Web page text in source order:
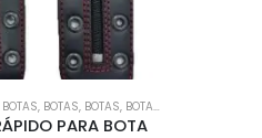
BOTAS, BOTAS, BOTAS, BOTAS
PARA BOTA